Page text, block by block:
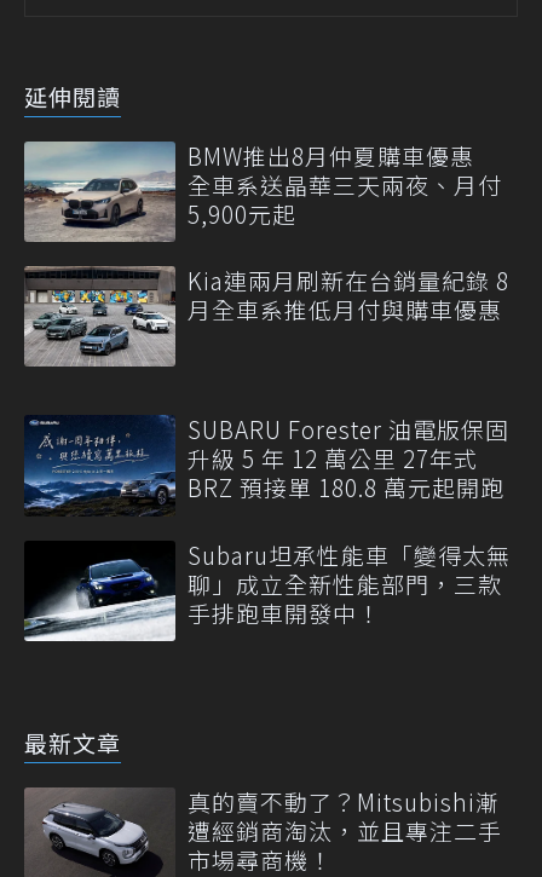
延伸閱讀
BMW推出8月仲夏購車優惠
全車系送晶華三天兩夜、月付
5,900元起
Kia連兩月刷新在台銷量紀錄 8
月全車系推低月付與購車優惠
SUBARU Forester 油電版保固
升級 5 年 12 萬公里 27年式
BRZ 預接單 180.8 萬元起開跑
Subaru坦承性能車「變得太無
聊」成立全新性能部門，三款
手排跑車開發中！
最新文章
真的賣不動了？Mitsubishi漸
遭經銷商淘汰，並且專注二手
市場尋商機！